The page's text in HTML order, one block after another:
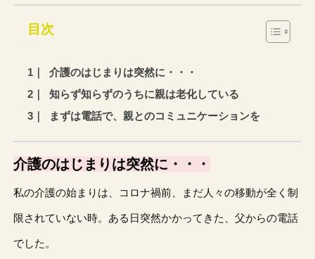
目次
介護のはじまりは突然に・・・
知らず知らずのうちに親は老化している
まずは電話で、親とのコミュニケーションを
介護のはじまりは突然に・・・
私の介護の始まりは、コロナ禍前、まだ人々の移動が全く制
限されていない時。ある日突然かかってきた、父からの電話
でした。